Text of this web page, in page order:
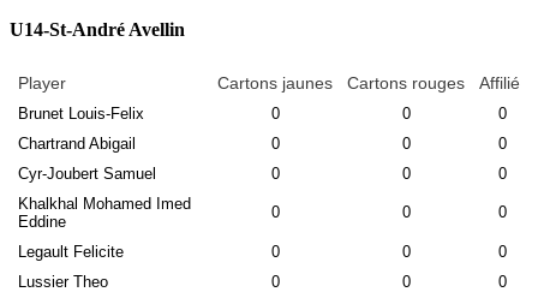
U14-St-André Avellin
Player Cartons jaunes Cartons rouges Affilié
Brunet Louis-Felix 0 0
0
Chartrand Abigail
0 0
0
Cyr-Joubert Samuel
0 0
0
Khalkhal Mohamed Imed
Eddine
0 0 0
Legault Felicite 0 0
0
Lussier Theo
0 0
0